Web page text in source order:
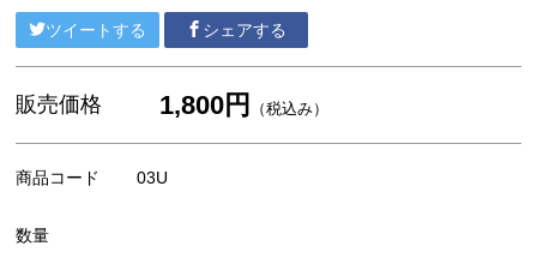
12. accessories, noble metal (アクセサリー・装身具・
ツイートする シェアする
販売価格 1,800円 （税込み）
商品コード 03U
数量